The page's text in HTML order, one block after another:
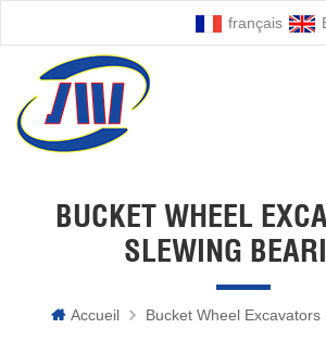
français
BUCKET WHEEL
SLEWING
Accueil Bucket Wheel Excavators